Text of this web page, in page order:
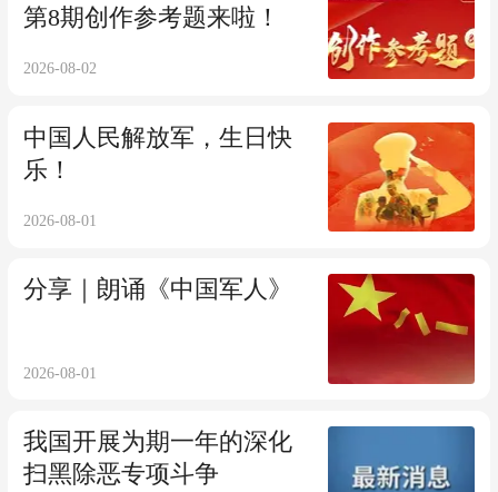
第8期创作参考题来啦！
2026-08-02
中国人民解放军，生日快
乐！
2026-08-01
分享｜朗诵《中国军人》
2026-08-01
我国开展为期一年的深化
扫黑除恶专项斗争